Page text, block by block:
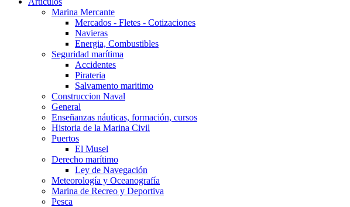
Marina Mercante
Mercados - Fletes - Cotizaciones
Navieras
Energia, Combustibles
Seguridad marítima
Accidentes
Pirateria
Salvamento maritimo
Construccion Naval
General
Enseñanzas náuticas, formación, cursos
Historia de la Marina Civil
Puertos
El Musel
Derecho marítimo
Ley de Navegación
Meteorología y Oceanografía
Marina de Recreo y Deportiva
Pesca